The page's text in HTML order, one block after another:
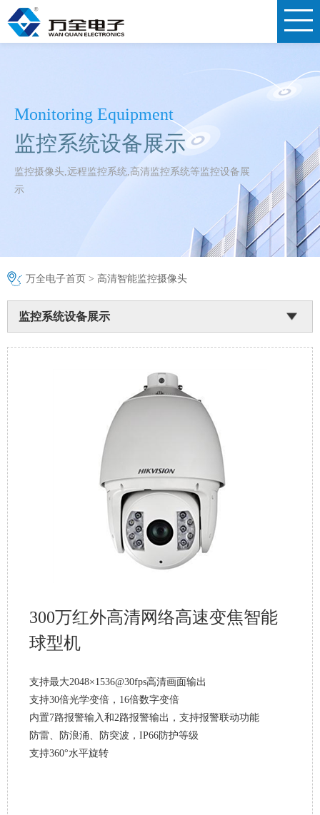
Monitoring Equipment
监控系统设备展示
监控摄像头,远程监控系统,高清监控系统等监控设备展
示
万全电子首页 > 高清智能监控摄像头
监控系统设备展示
300万红外高清网络高速变焦智能
球型机
支持最大2048×1536@30fps高清画面输出
支持30倍光学变倍，16倍数字变倍
内置7路报警输入和2路报警输出，支持报警联动功能
防雷、防浪涌、防突波，IP66防护等级
支持360°水平旋转